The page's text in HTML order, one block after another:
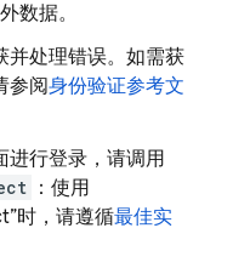
数据。
并处理错误。如需获
参阅身份验证参考文
进行登录，请调用
：使用
时，请遵循最佳实